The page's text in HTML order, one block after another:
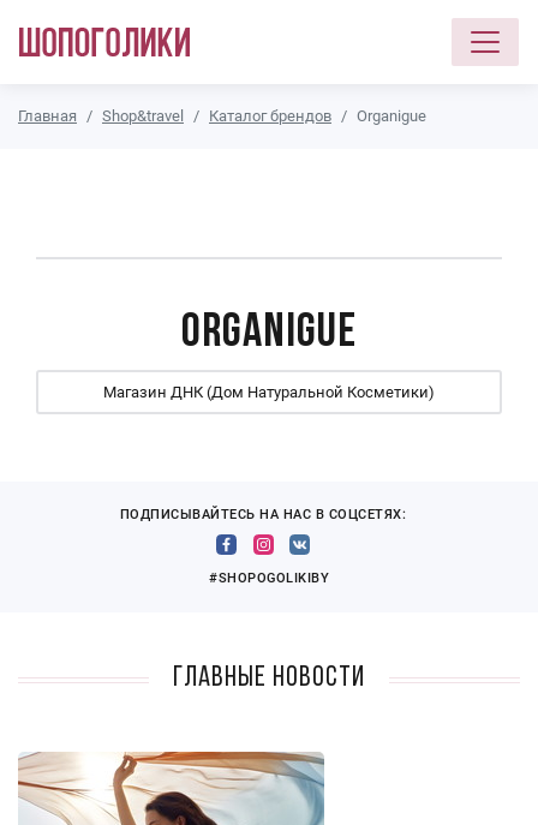
Главная Shop&travel Каталог брендов Organigue
Organigue
Магазин ДНК (Дом Натуральной Косметики)
ПОДПИСЫВАЙТЕСЬ НА НАС В СОЦСЕТЯХ:
#SHOPOGOLIKIBY
Главные новости